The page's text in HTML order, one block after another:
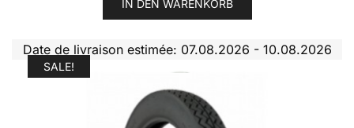
IN DEN WARENKORB
Date de livraison estimée: 07.08.2026 - 10.08.2026
SALE!